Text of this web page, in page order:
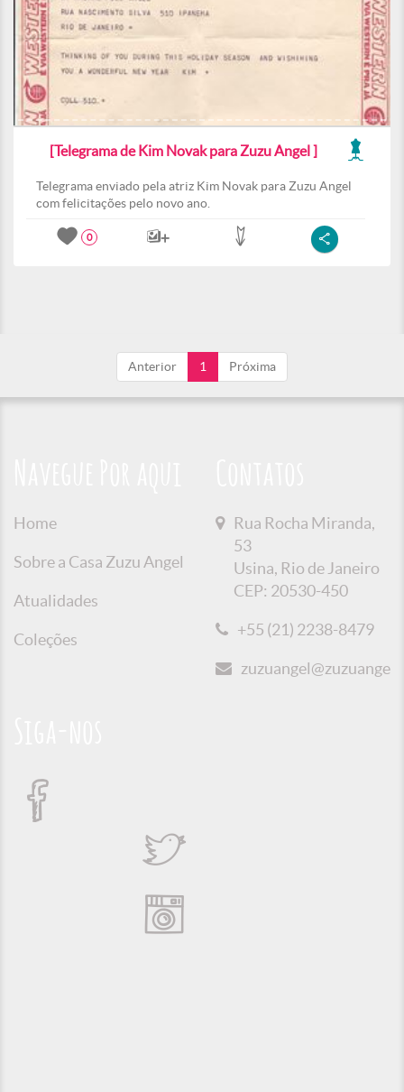
[Telegrama de Kim Novak para Zuzu Angel ]
Telegrama enviado pela atriz Kim Novak para Zuzu Angel
com felicitações pelo novo ano.
0
Anterior 1 Próxima
Home
Sobre a Casa Zuzu Angel
Atualidades
Coleções
Rua Rocha Miranda,
53
Usina, Rio de Janeiro
CEP: 20530-450
+55 (21) 2238-8479